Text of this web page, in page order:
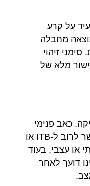
על קרע
מחבלה
זיהוי
מלא של
כאב פנימי
עשוי להצביע על פגיעה במיניסקוס המדיאלי או ברצועה הצידית (MCL). כאב חיצוני מקושר לרוב ל-ITB או
או עצבי, בעוד
דועך לאחר